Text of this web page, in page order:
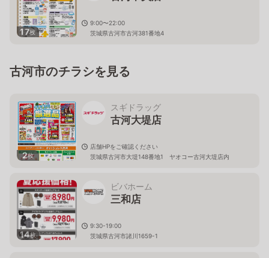
17枚
9:00〜22:00
茨城県古河市古河381番地4
古河市のチラシを見る
2枚
スギドラッグ
古河大堤店
店舗HPをご確認ください
茨城県古河市大堤148番地1 ヤオコー古河大堤店内
14枚
ビバホーム
三和店
9:30-19:00
茨城県古河市諸川1659-1